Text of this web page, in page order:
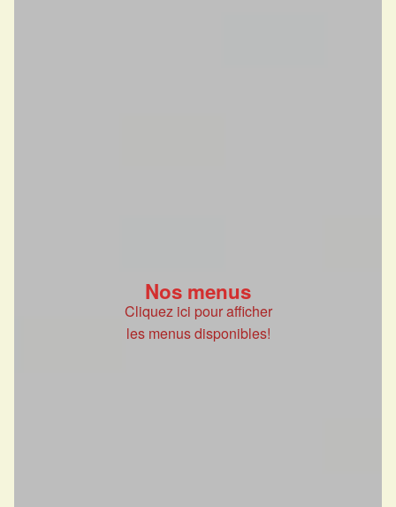
Nos menus
Cliquez ici pour afficher
les menus disponibles!